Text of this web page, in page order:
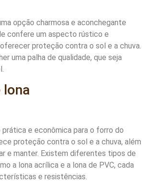
opção charmosa e aconchegante
confere um aspecto rústico e
proteção contra o sol e a chuva.
uma palha de qualidade, que seja
lona
prática e econômica para o forro do
proteção contra o sol e a chuva, além
e manter. Existem diferentes tipos de
a lona acrílica e a lona de PVC, cada
e resistências.